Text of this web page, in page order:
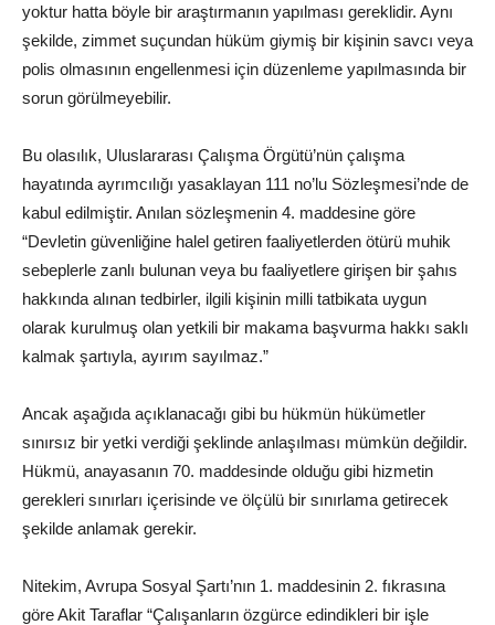
yoktur hatta böyle bir araştırmanın yapılması gereklidir. Aynı
şekilde, zimmet suçundan hüküm giymiş bir kişinin savcı veya
polis olmasının engellenmesi için düzenleme yapılmasında bir
sorun görülmeyebilir.
Bu olasılık, Uluslararası Çalışma Örgütü’nün çalışma
hayatında ayrımcılığı yasaklayan 111 no’lu Sözleşmesi’nde de
kabul edilmiştir. Anılan sözleşmenin 4. maddesine göre
“Devletin güvenliğine halel getiren faaliyetlerden ötürü muhik
sebeplerle zanlı bulunan veya bu faaliyetlere girişen bir şahıs
hakkında alınan tedbirler, ilgili kişinin milli tatbikata uygun
olarak kurulmuş olan yetkili bir makama başvurma hakkı saklı
kalmak şartıyla, ayırım sayılmaz.”
Ancak aşağıda açıklanacağı gibi bu hükmün hükümetler
sınırsız bir yetki verdiği şeklinde anlaşılması mümkün değildir.
Hükmü, anayasanın 70. maddesinde olduğu gibi hizmetin
gerekleri sınırları içerisinde ve ölçülü bir sınırlama getirecek
şekilde anlamak gerekir.
Nitekim, Avrupa Sosyal Şartı’nın 1. maddesinin 2. fıkrasına
göre Akit Taraflar “Çalışanların özgürce edindikleri bir işle